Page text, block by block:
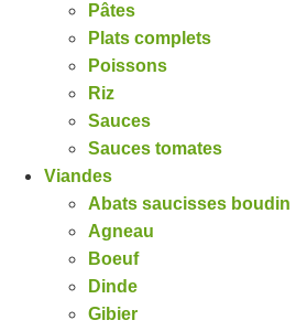
Pâtes
Plats complets
Poissons
Riz
Sauces
Sauces tomates
Viandes
Abats saucisses boudin
Agneau
Boeuf
Dinde
Gibier